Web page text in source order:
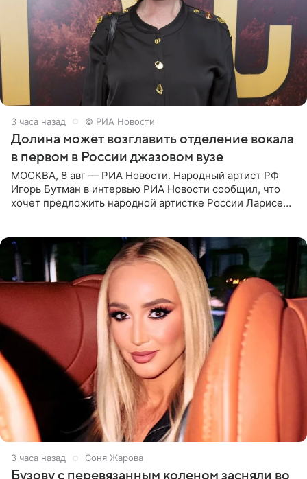
3 часа назад © РИА Новости
Долина может возглавить отделение вокала
в первом в России джазовом вузе
МОСКВА, 8 авг — РИА Новости. Народный артист РФ
Игорь Бутман в интервью РИА Новости сообщил, что
хочет предложить народной артистке России Ларисе
3 часа назад Соня Жарова
Бузову с перевязанным коленом засняли во